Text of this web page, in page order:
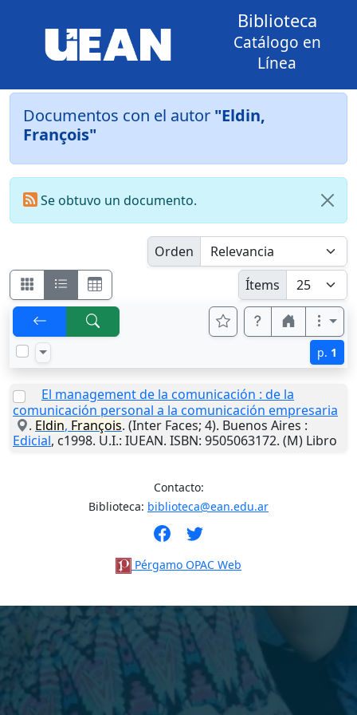
Biblioteca
Catálogo en
Línea
Documentos con el autor "Eldin,
François"
Se obtuvo un documento.
Orden
Ítems
p. 1
El management de la comunicación : de la
comunicación personal a la comunicación empresaria
. Eldin, François. (Inter Faces; 4). Buenos Aires :
Edicial, c1998. U.I.: IUEAN. ISBN: 9505063172. (M) Libro
Contacto:
Biblioteca: biblioteca@ean.edu.ar
Pérgamo OPAC Web